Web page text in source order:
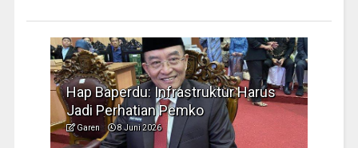
Hap Baperdu: Infrastruktur Harus
Jadi Perhatian Pemko
Garen 8 Juni 2026